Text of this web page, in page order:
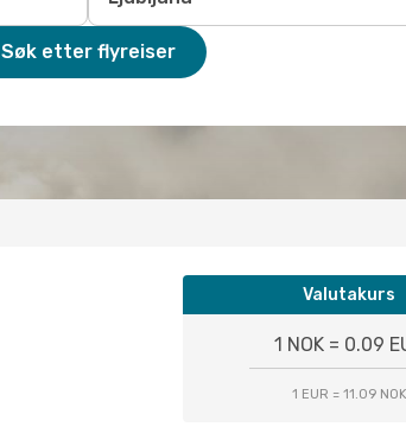
Søk etter flyreiser
Valutakurs
1 NOK = 0.09
1 EUR = 11.09 NOK